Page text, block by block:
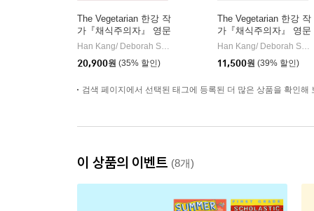
The Vegetarian 한강 작
가『채식주의자』 영문
판 (미국판)
Han Kang/ Deborah Smith (TRN)
Hogarth Press
20,900원 (35% 할인)
The Vegetarian 한강 작
가『채식주의자』 영문
판 (영국판)
Han Kang/ Deborah Smith (TRN)
11,500원 (39% 할인)
검색 페이지에서 선택된 태그에 등록된 더 많은 상품을 확인해
이 상품의 이벤트 (8개)